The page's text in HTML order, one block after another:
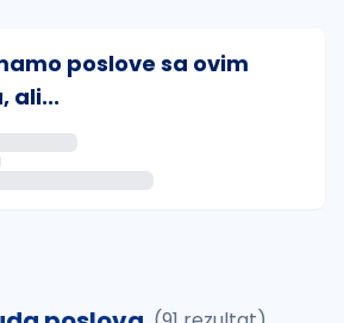
poslove sa ovim
ali...